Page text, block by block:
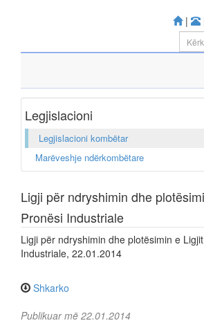
|
Legjislacioni
Legjislacioni kombëtar
Marëveshje ndërkombëtare
Ligji për ndryshimin dhe
Pronësi Industriale
Ligji për ndryshimin dhe plotësimin e
Industriale, 22.01.2014
Shkarko
Publikuar më 22.01.2014